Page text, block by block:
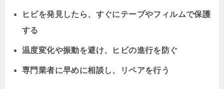
ヒビを発見したら、すぐにテープやフィルムで保護
する
温度変化や振動を避け、ヒビの進行を防ぐ
専門業者に早めに相談し、リペアを行う